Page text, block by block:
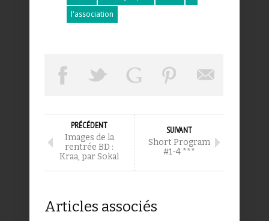
l'association
PRÉCÉDENT
Images de la
rentrée BD :
Kraa, par Sokal
SUIVANT
Short Program
#1-4 ***
Articles associés